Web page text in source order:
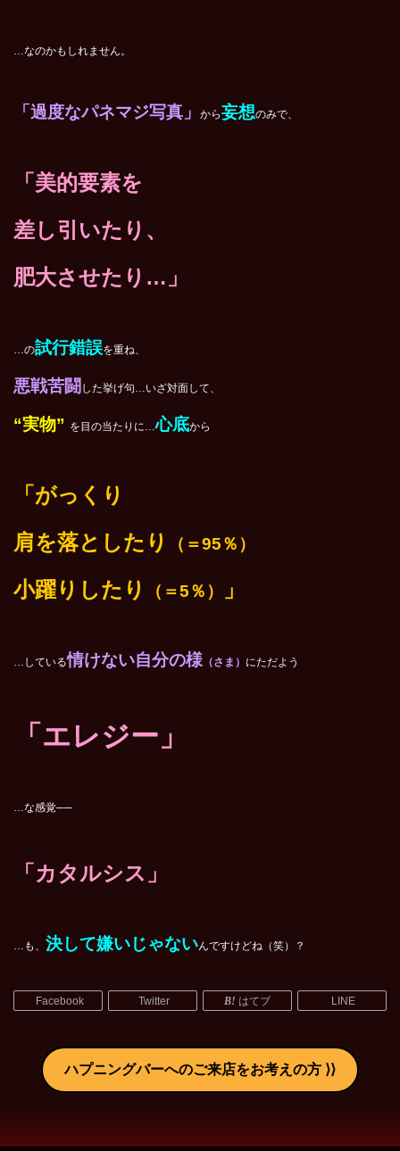
…なのかもしれません。
「過度なパネマジ写真」 から妄想のみで、
「美的要素を
差し引いたり、
肥大させたり…」
…の試行錯誤を重ね、
悪戦苦闘 した挙げ句…いざ対面して、
“実物” を目の当たりに…心底から
「がっくり
肩を落としたり
（＝95％）
小躍りしたり （＝5％） 」
…している情けない自分の様（さま） にただよう
「エレジー」
…な感覚──
「カタルシス」
…も、 決して嫌いじゃないんですけどね（笑）？
Facebook Twitter はてブ LINE
ハプニングバーへのご来店をお考えの方